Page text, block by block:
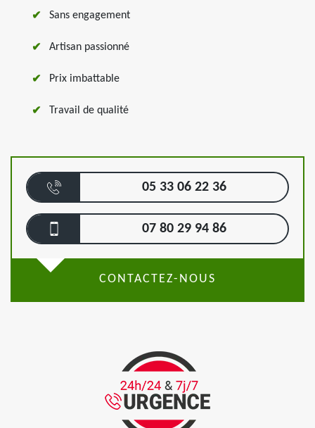
Sans engagement
Artisan passionné
Prix imbattable
Travail de qualité
05 33 06 22 36
07 80 29 94 86
CONTACTEZ-NOUS